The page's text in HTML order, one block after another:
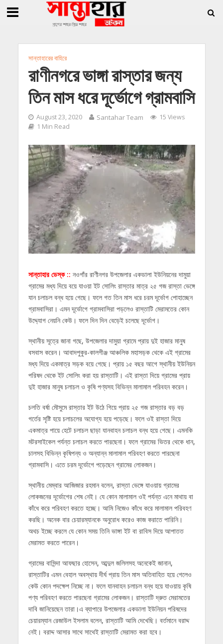
সাধারণ সম্পাদক সোহাগ » সান্তাহারে হেরোইনসহ যুবক গ্রেফতার সান্তাহারে
সান্তাহারের বাহিরে
রাণীনগরে ভাঙ্গা রাস্তার জন্য
তিন মাস ধরে দূর্ভোগে গ্রামবাসি
August 23, 2020 Santahar Team
15 Views
1 Min Read
সান্তাহার ডেস্ক :: নওগাঁর রাণীনগর উপজেলার একডালা ইউনিয়নের দামুয়া
গ্রামের মধ্য দিয়ে বয়ে যাওয়া ইট সোলিং রাস্তার মাত্র ২৫ গজ রাস্তা ভেঙ্গে
যান চলাচল বন্ধ হয়ে গেছে। ফলে গত তিন মাস ধরে চরম দূর্ভোগ পোহাচ্ছেন
গ্রামবাসিরা। এমন দূর্ভোগে গ্রামবাসিরা পড়লেও রাস্তাটি মেরামতের কোন
উদ্দ্যোগ নেয়নি কেউ। ফলে দিন দিন বেড়েই চলেছে দূর্ভোগ।
স্থানীয় সূত্রে জানা গছে, উপজেলার দামুয়া গ্রামে প্রায় দুই হাজার মানুষ
বসবাস করেন। আবাদপুকুর-কালগীঞ্জ আঞ্চলিক মহাসড়ক থেকে এই গ্রামের
মধ্য দিয়ে একমাত্র সড়ক বয়ে গেছে। প্রায় ১৫ বছর আগে স্থানীয় ইউনিয়ন
পরিষদ থেকে ইট সোলিং করা হয় রাস্তাটি। এই রাস্তা দিয়ে গ্রামের প্রায়
দুই হাজার মানুষ চলাচল ও কৃষি পণ্যসহ বিভিন্ন মালামাল পরিবহন করেন।
চলতি বর্ষা মৌসুমে রাস্তার ইট উঠে গিয়ে প্রায় ২৫ গজ রাস্তার বড় বড়
গর্তের সৃষ্টি হয়ে চলাচলের অযোগ্য হয়ে পড়েছে। ফলে ওই রাস্তা দিয়ে
একমাত্র পায়ে হেটে চলাচল ছাড়া যানবাহন চলাচল বন্ধ হয়ে গেছে। এমনকি
মটরসাইকেল পর্যন্ত চলাচল করতে পারছেনা। ফলে গ্রামের ভিতর থেকে ধান,
চালসহ বিভিন্ন কৃষিপন্য ও অন্যান্ন মালামাল পরিবহণ করতে পারছেনা
গ্রামবাসি। এতে চরম দূর্ভোগে পড়েছেন গ্রামের লোকজন।
স্থানীয় মেম্বার আজিজার রহমান বলেন, রাস্তা ভেঙ্গে যাওয়ায় গ্রামের
লোকজনের দূর্ভোগের শেষ নেই। যে কোন মালামাল ওই পর্যন্ত এনে মাথায় বা
কাঁধে করে পরিবহণ করতে হচ্ছে। আমি নিজেও কাঁধে করে মালামাল পরিবহণ
করছি। অনেক বার চেয়ারম্যানকে অনুরোধ করেও কাজ করাতে পারিনি।
অথচ ইচ্ছে করলে যে কোন সময় তিনি ভাঙ্গা ইট বা রাবিস দিয়ে আপাতত
মেরামত করতে পারেন।
গ্রামের বাসিন্দা আফছার হোসেন, আব্দুল জলিলসহ অনেকেই জানান,
রাস্তাটির এমন বেহাল অবস্থায় দীর্ঘ প্রায় তিন মাস অতিবাহিত হয়ে গেলেও
কেউ কোন পদক্ষেপ নিচ্ছে না। ফলে যানবাহন চলাচল বন্ধ হয়ে যাওয়ায় কৃষি
পণ্য পরিবহণ করতে পারছেনা গ্রামের লোকজন। রাস্তাটি দ্রুত মেরামতের
দাবি জানিয়েছেন তারা।এ ব্যাপারে উপজেলার একডালা ইউনিয়ন পরিষদের
চেয়ারম্যান রেজাউল ইসলাম বলেন, রাস্তাটি আমি দেখেছি। বর্তমানে বরাদ্দ
নেই। বরাদ্দ আসার সাথে সাথেই রাস্তাটি মেরামত করা হবে।